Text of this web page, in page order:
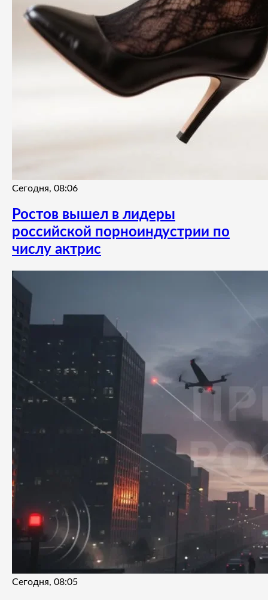
Сегодня, 08:06
Ростов вышел в лидеры
российской порноиндустрии по
числу актрис
Сегодня, 08:05